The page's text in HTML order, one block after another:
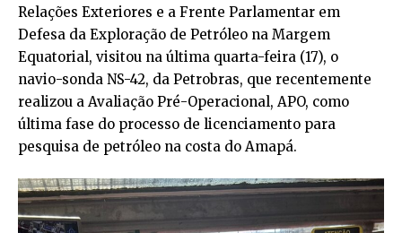
Relações Exteriores e a Frente Parlamentar em
Defesa da Exploração de Petróleo na Margem
Equatorial, visitou na última quarta-feira (17), o
navio-sonda NS-42, da Petrobras, que recentemente
realizou a Avaliação Pré-Operacional, APO, como
última fase do processo de licenciamento para
pesquisa de petróleo na costa do Amapá.